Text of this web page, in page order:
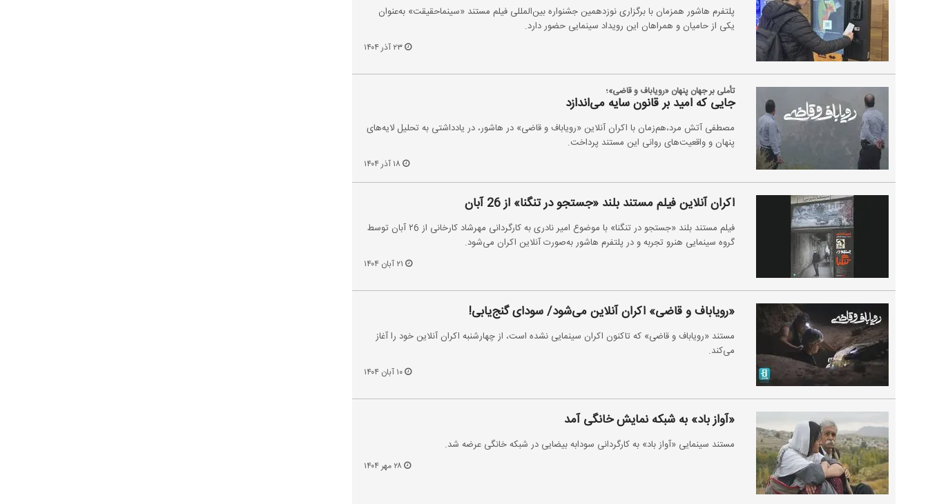
پلتفرم هاشور همزمان با برگزاری نوزدهمین جشنواره بین‌المللی فیلم مستند «سینماحقیقت» به‌عنوان
یکی از حامیان و همراهان این رویداد سینمایی حضور دارد.
۲۳ آذر ۱۴۰۴
تأملی بر جهان پنهان «رویاباف و قاضی»؛
جایی که امید بر قانون سایه می‌اندازد
مصطفی آتش مرد،هم‌زمان با اکران آنلاین «رویاباف و قاضی» در هاشور، در یادداشتی به تحلیل لایه‌های
پنهان و واقعیت‌های روانی این مستند پرداخت.
اکران آنلاین فیلم مستند بلند «جستجو در تنگنا» از 26 آبان
فیلم مستند بلند «جستجو در تنگنا» با موضوع امیر نادری به کارگردانی مهرشاد کارخانی از ۲6 آبان توسط
گروه سینمایی هنرو تجربه و در پلتفرم هاشور به‌صورت آنلاین اکران می‌شود.
«رویاباف و قاضی» اکران آنلاین می‌شود/ سودای گنج‌یابی!
مستند «رویاباف و قاضی» که تاکنون اکران سینمایی نشده است، از چهارشنبه اکران آنلاین خود را آغاز
می‌کند.
۱۰ آبان ۱۴۰۴
«آواز باد» به شبکه نمایش خانگی آمد
مستند سینمایی «آواز باد» به کارگردانی سودابه بیضایی در شبکه خانگی عرضه شد.